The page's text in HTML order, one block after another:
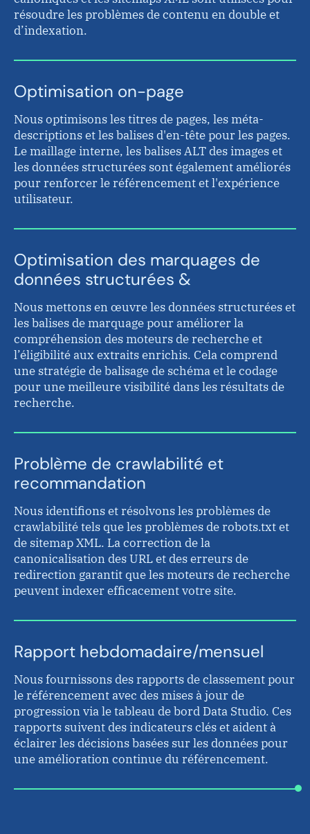
résoudre les problèmes de contenu en double et
d’indexation.
Optimisation on-page
Nous optimisons les titres de pages, les méta-
descriptions et les balises d'en-tête pour les pages.
Le maillage interne, les balises ALT des images et
les données structurées sont également améliorés
pour renforcer le référencement et l'expérience
utilisateur.
Optimisation des marquages de
données structurées &
Nous mettons en œuvre les données structurées et
les balises de marquage pour améliorer la
compréhension des moteurs de recherche et
l’éligibilité aux extraits enrichis. Cela comprend
une stratégie de balisage de schéma et le codage
pour une meilleure visibilité dans les résultats de
recherche.
Problème de crawlabilité et
recommandation
Nous identifions et résolvons les problèmes de
crawlabilité tels que les problèmes de robots.txt et
de sitemap XML. La correction de la
canonicalisation des URL et des erreurs de
redirection garantit que les moteurs de recherche
peuvent indexer efficacement votre site.
Rapport hebdomadaire/mensuel
Nous fournissons des rapports de classement pour
le référencement avec des mises à jour de
progression via le tableau de bord Data Studio. Ces
rapports suivent des indicateurs clés et aident à
éclairer les décisions basées sur les données pour
une amélioration continue du référencement.